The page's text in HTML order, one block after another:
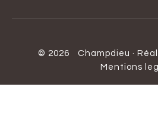
© 2026 Champdieu ·
Mentions